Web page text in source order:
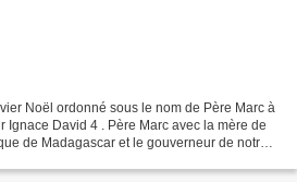
Noël ordonné sous le nom de Père Marc à
Marc avec la mère de
de Madagascar et le gouverneur de notre